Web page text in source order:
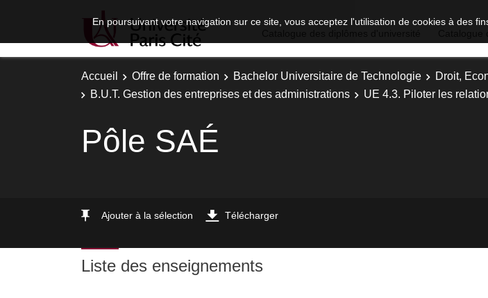
En poursuivant votre navigation sur ce site, vous acceptez l'utilisation de cookies à des
Accueil Offre de formation Bachelor Universitaire de Technologie Droit,
B.U.T. Gestion des entreprises et des administrations
UE 4.3. Piloter les
Pôle SAÉ
Ajouter à la sélection Télécharger
Liste des enseignements